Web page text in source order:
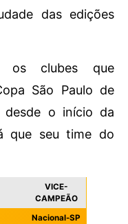
das edições
os clubes que
São Paulo de
desde o início da
que seu time do
VICE-
CAMPEÃO
Nacional-SP